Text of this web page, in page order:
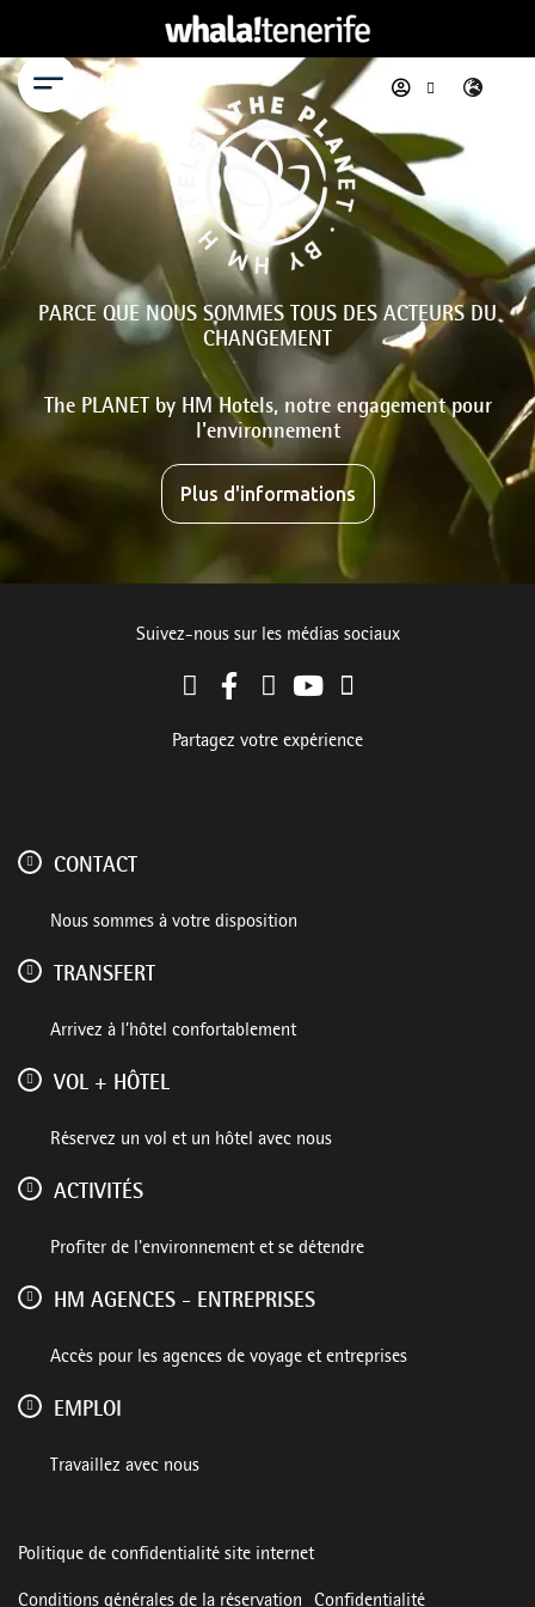
Menu
PARCE QUE NOUS SOMMES TOUS DES ACTEURS DU
CHANGEMENT
The PLANET by HM Hotels, notre engagement pour
l'environnement
Plus d'informations
Suivez-nous sur les médias sociaux
Partagez votre expérience
CONTACT
Nous sommes à votre disposition
TRANSFERT
Arrivez à l’hôtel confortablement
VOL + HÔTEL
Réservez un vol et un hôtel avec nous
ACTIVITÉS
Profiter de l'environnement et se détendre
HM AGENCES - ENTREPRISES
Accès pour les agences de voyage et entreprises
EMPLOI
Travaillez avec nous
Politique de confidentialité site internet
Conditions générales de la réservation Confidentialité